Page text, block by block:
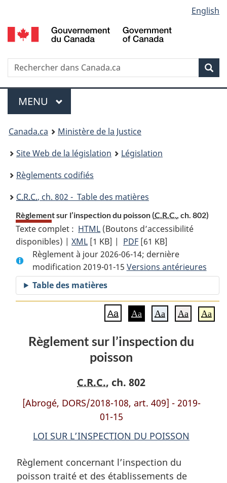
au
contenu
propos
de
la
HTML
simplifiée
selection
English
Recherche
Menu
MENU PRINCIPAL
You
are
here:
Canada.ca
Ministère de la Justice
Site Web de la législation
Législation
Règlements codifiés
C.R.C., ch. 802 - Table des matières
Règlement sur l’inspection du poisson (C.R.C., ch. 802)
Texte complet : HTML Texte
complet
:
Règlement
sur
l’inspection
du
poisson
(Boutons d’accessibilité
disponibles) |XML Texte
complet
:
Règlement
sur
l’inspection
[1 KB] | PDF Texte
complet
:
Règlement
sur
l’inspection
du
[61 KB]
Règlement à jour 2026-06-14; dernière
modification 2019-01-15 Versions antérieures
Table des matières
Aa Aa Aa Aa Aa
Règlement sur l’inspection du
poisson
C.R.C., ch. 802
[Abrogé, DORS/2018-108, art. 409] - 2019-
01-15
LOI SUR L’INSPECTION DU POISSON
Règlement concernant l’inspection du
poisson traité et des établissements de